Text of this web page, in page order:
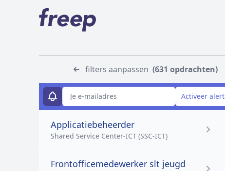
filters aanpassen (631 opdrachten)
E-mailadres
Activeer alert
Applicatiebeheerder
Shared Service Center-ICT (SSC-ICT)
Frontofficemedewerker slt jeugd